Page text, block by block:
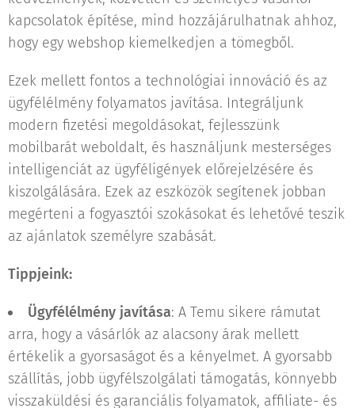
kapcsolatok építése, mind hozzájárulhatnak ahhoz,
hogy egy webshop kiemelkedjen a tömegből.
Ezek mellett fontos a technológiai innováció és az
ügyfélélmény folyamatos javítása. Integráljunk
modern fizetési megoldásokat, fejlesszünk
mobilbarát weboldalt, és használjunk mesterséges
intelligenciát az ügyféligények előrejelzésére és
kiszolgálására. Ezek az eszközök segítenek jobban
megérteni a fogyasztói szokásokat és lehetővé teszik
az ajánlatok személyre szabását.
Tippjeink:
Ügyfélélmény javítása: A Temu sikere rámutat
arra, hogy a vásárlók az alacsony árak mellett
értékelik a gyorsaságot és a kényelmet. A gyorsabb
szállítás, jobb ügyfélszolgálati támogatás, könnyebb
visszaküldési és garanciális folyamatok, affiliate- és